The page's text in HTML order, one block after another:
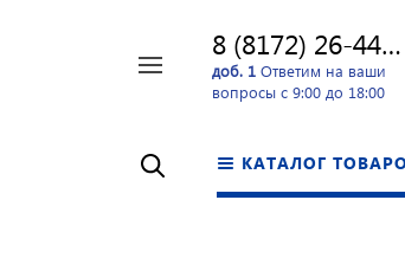
8 (8172) 26-44-24
доб. 1 Ответим на ваши
вопросы с 9:00 до 18:00
КАТАЛОГ